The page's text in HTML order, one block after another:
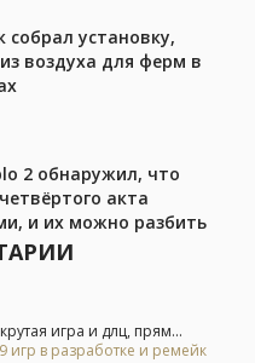
установку,
воздуха для ферм в
2 обнаружил, что
акта
и их можно разбить
игра и длц, прям...
игр в разработке и ремейк